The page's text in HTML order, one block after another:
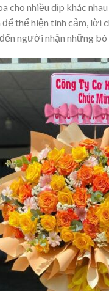
cho nhiều dịp khác
thể hiện tình cảm, lời
người nhận những bó